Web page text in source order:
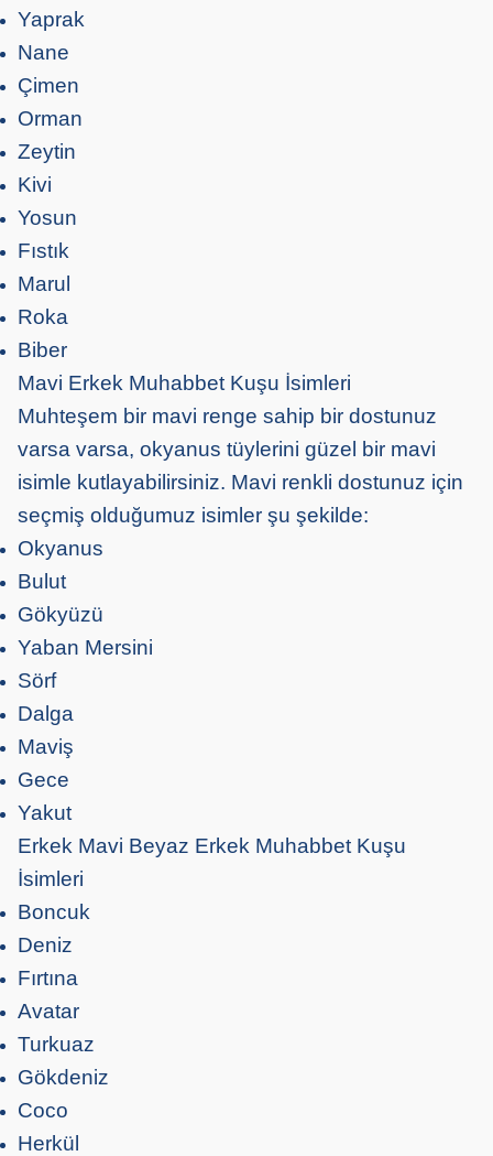
Yaprak
Nane
Çimen
Orman
Zeytin
Kivi
Yosun
Fıstık
Marul
Roka
Biber
Mavi Erkek Muhabbet Kuşu İsimleri
Muhteşem bir mavi renge sahip bir dostunuz
varsa varsa, okyanus tüylerini güzel bir mavi
isimle kutlayabilirsiniz. Mavi renkli dostunuz için
seçmiş olduğumuz isimler şu şekilde:
Okyanus
Bulut
Gökyüzü
Yaban Mersini
Sörf
Dalga
Maviş
Gece
Yakut
Erkek Mavi Beyaz Erkek Muhabbet Kuşu
İsimleri
Boncuk
Deniz
Fırtına
Avatar
Turkuaz
Gökdeniz
Coco
Herkül